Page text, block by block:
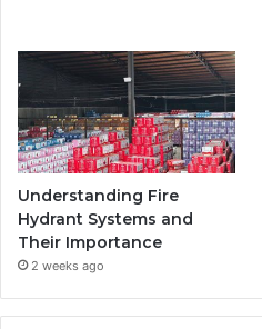
Understanding Fire
Hydrant Systems and
Their Importance
2 weeks ago